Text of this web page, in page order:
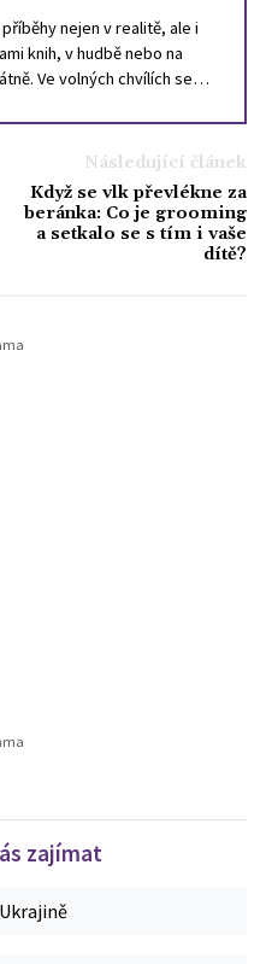
nejen v realitě, ale i
knih, v hudbě nebo na
Ve volných chvílích se
i herní zážitek, nejraději
Následující článek
Když se vlk převlékne za
beránka: Co je grooming
a setkalo se s tím i vaše
dítě?
zajímat